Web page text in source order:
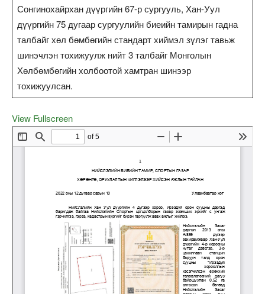
Сонгинохайрхан дүүргийн 67-р сургууль, Хан-Уул
дүүргийн 75 дугаар сургуулийн биеийн тамирын гадна
талбайг хөл бөмбөгийн стандарт хиймэл зүлэг тавьж
шинэчлэн тохижуулж нийт 3 талбайг Монголын
Хөлбөмбөгийн холбоотой хамтран шинээр
тохижуулсан.
View Fullscreen